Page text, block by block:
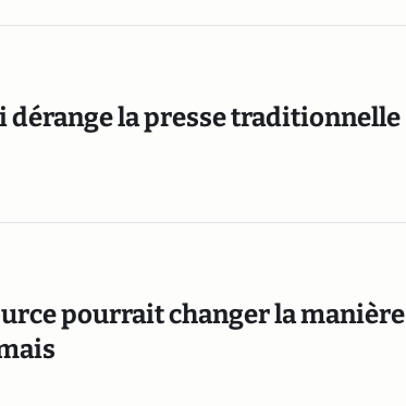
la presse traditionnelle
pourrait changer la manière